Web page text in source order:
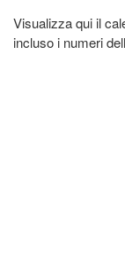
Visualizza qui il
incluso i numeri